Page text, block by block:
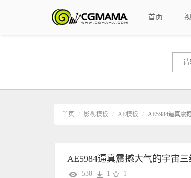
首页
首页 影视模板 AE模板 AE5984逼真震
AE5984逼真震撼大气的宇宙
538 1 1